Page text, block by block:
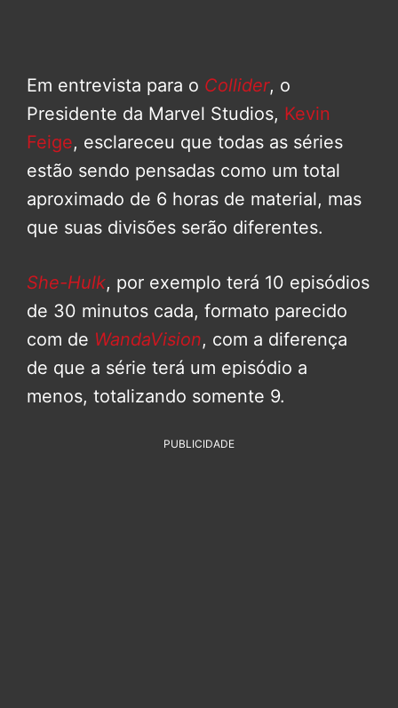
Em entrevista para o Collider, o
Presidente da Marvel Studios, Kevin
Feige, esclareceu que todas as séries
estão sendo pensadas como um total
aproximado de 6 horas de material, mas
que suas divisões serão diferentes.
She-Hulk, por exemplo terá 10 episódios
de 30 minutos cada, formato parecido
com de WandaVision, com a diferença
de que a série terá um episódio a
menos, totalizando somente 9.
PUBLICIDADE